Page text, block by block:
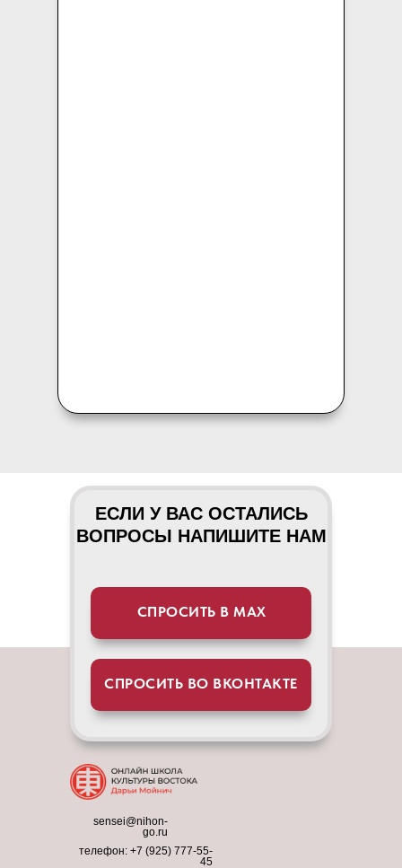
СПРОСИТЬ В МАХ
ЕСЛИ У ВАС ОСТАЛИСЬ
ВОПРОСЫ НАПИШИТЕ НАМ
СПРОСИТЬ ВО ВКОНТАКТЕ
sensei@nihon-
go.ru
телефон: +7 (925) 777-55-
45